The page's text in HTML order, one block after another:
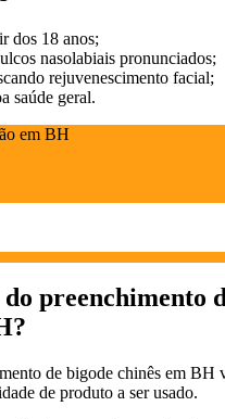
dos 18 anos;
nasolabiais pronunciados;
rejuvenescimento facial;
saúde geral.
em BH
preenchimento
de bigode chinês em BH
de produto a ser usado.